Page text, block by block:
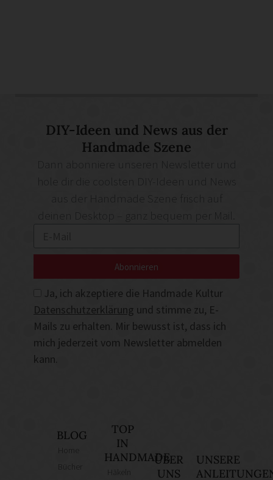
DIY-Ideen und News aus der
Handmade Szene
deinen Desktop – ganz bequem per Mail.
Ja, ich akzeptiere die Handmade Kultur
Datenschutzerklärung und stimme zu, E-
Mails zu erhalten. Mir bewusst ist, dass ich
mich jederzeit vom Newsletter abmelden
kann.
Abonnieren
BLOG
TOP
IN
HANDMADEÜBER
UNS
UNSERE